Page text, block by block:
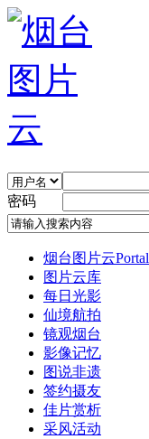
密码
烟台图片云Portal
图片云库
每日光影
仙境航拍
镜观烟台
影像记忆
图说非遗
签约摄友
佳片赏析
采风活动